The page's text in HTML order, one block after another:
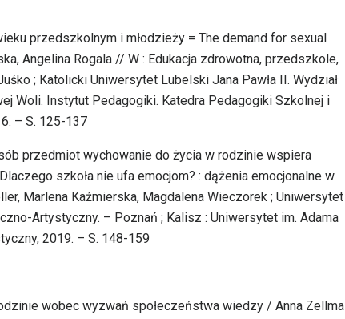
przedszkolnym i młodzieży = The demand for sexual
Angelina Rogala // W : Edukacja zdrowotna, przedszkole,
; Katolicki Uniwersytet Lubelski Jana Pawła II. Wydział
Woli. Instytut Pedagogiki. Katedra Pedagogiki Szkolnej i
– S. 125-137
przedmiot wychowanie do życia w rodzinie wspiera
szkoła nie ufa emocjom? : dążenia emocjonalne w
Marlena Kaźmierska, Magdalena Wieczorek ; Uniwersytet
Artystyczny. – Poznań ; Kalisz : Uniwersytet im. Adama
2019. – S. 148-159
wobec wyzwań społeczeństwa wiedzy / Anna Zellma